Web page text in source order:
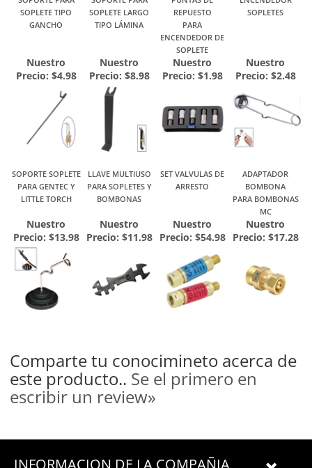
SOPORTE PARA
SOPLETE TIPO
SOPORTE PARA
SOPLETE LARGO
PUNTAS DE
REPUESTO
PARA
ENCENDEDOR DE
SOPLETE
ENCENDEDOR
Nuestro
Precio: $4.98
Nuestro
Precio: $8.98
Nuestro
Precio: $1.98
Nuestro
Precio: $2.48
SOPORTE SOPLETE
PARA GENTEC Y
LLAVE MULTIUSO
PARA SOPLETES Y
SET VALVULAS DE
ADAPTADOR
BOMBONA
PARA BOMBONAS
MC
Nuestro
Precio: $13.98
Nuestro
Precio: $11.98
Nuestro
Precio: $54.98
Nuestro
Precio: $17.28
Comparte tu conocimineto acerca de
este producto.. Se el primero en
escribir un review»